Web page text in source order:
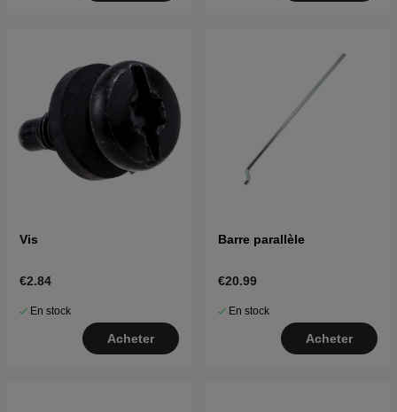
Vis
€2.84
En stock
Acheter
Barre parallèle
€20.99
En stock
Acheter